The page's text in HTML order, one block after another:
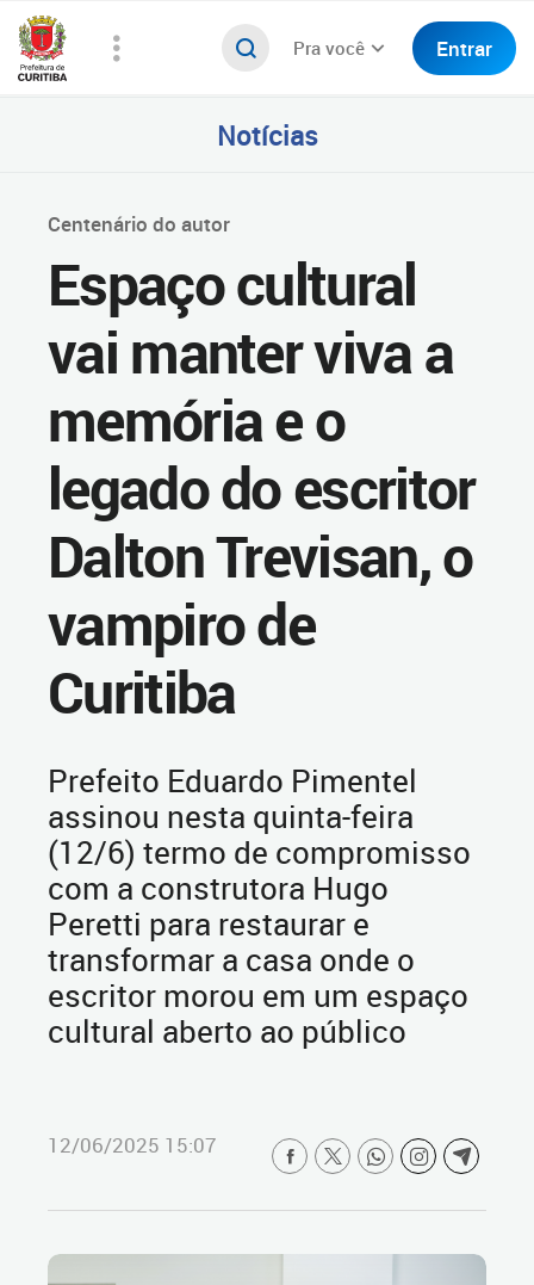
Pra você Entrar
Notícias
Centenário do autor
Espaço cultural
vai manter viva a
memória e o
legado do escritor
Dalton Trevisan, o
vampiro de
Curitiba
Prefeito Eduardo Pimentel
assinou nesta quinta-feira
(12/6) termo de compromisso
com a construtora Hugo
Peretti para restaurar e
transformar a casa onde o
escritor morou em um espaço
cultural aberto ao público
12/06/2025 15:07